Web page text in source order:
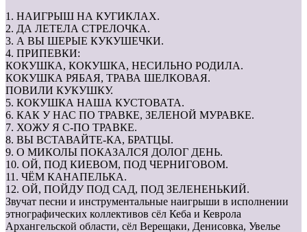
1. НАИГРЫШ НА КУГИКЛАХ.
2. ДА ЛЕТЕЛА СТРЕЛОЧКА.
3. А ВЫ ШЕРЫЕ КУКУШЕЧКИ.
4. ПРИПЕВКИ:
КОКУШКА, КОКУШКА, НЕСИЛЬНО РОДИЛА.
КОКУШКА РЯБАЯ, ТРАВА ШЕЛКОВАЯ.
ПОВИЛИ КУКУШКУ.
5. КОКУШКА НАША КУСТОВАТА.
6. КАК У НАС ПО ТРАВКЕ, ЗЕЛЕНОЙ МУРАВКЕ.
7. ХОЖУ Я С-ПО ТРАВКЕ.
8. ВЫ ВСТАВАЙТЕ-КА, БРАТЦЫ.
9. О МИКОЛЫ ПОКАЗАЛСЯ ДОЛОГ ДЕНЬ.
10. ОЙ, ПОД КИЕВОМ, ПОД ЧЕРНИГОВОМ.
11. ЧЁМ КАНАПЕЛЬКА.
12. ОЙ, ПОЙДУ ПОД САД, ПОД ЗЕЛЕНЕНЬКИЙ.
Звучат песни и инструментальные наигрыши в исполнении
этнографических коллективов сёл Кеба и Кеврола
Архангельской области, сёл Верещаки, Денисовка, Увелье